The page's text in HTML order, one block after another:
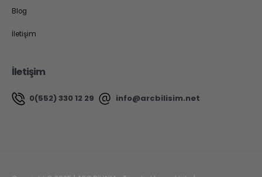
Blog
İletişim
İletişim
0(552) 330 12 29 info@arcbilisim.net